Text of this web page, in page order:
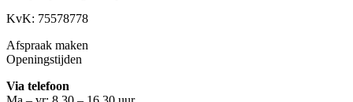
KvK: 75578778
Afspraak maken
Openingstijden
Via telefoon